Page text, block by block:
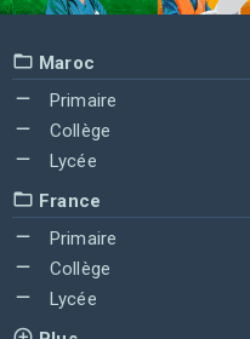
Maroc
Primaire
Collège
Lycée
France
Primaire
Collège
Lycée